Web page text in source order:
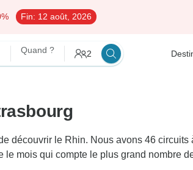
Fin: 12 août, 2026
Quand ? 2
découvrir le Rhin. Nous avons 46
mois qui compte le plus grand nombre